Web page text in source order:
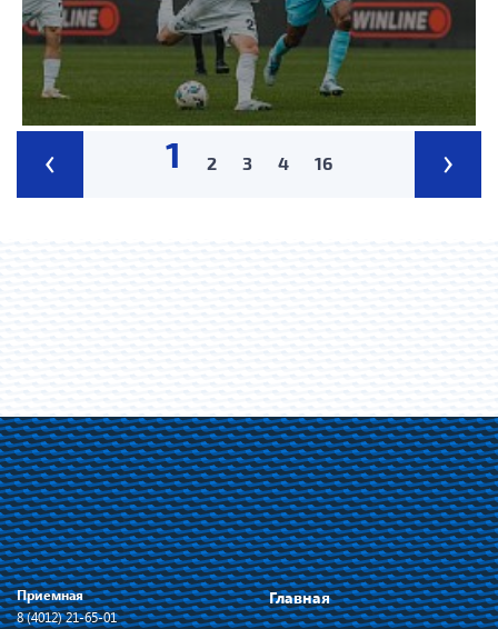
‹ 1 2 3 4 16 ›
Приемная
8 (4012) 21-65-01
Главная